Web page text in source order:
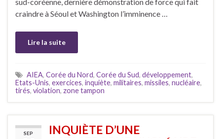
sud-coréenne, dernière démonstration de force qui fait
craindre à Séoul et Washington l’imminence …
Lire la suite
AIEA, Corée du Nord, Corée du Sud, développement,
Etats-Unis, exercices, inquiète, militaires, missiles, nucléaire,
tirés, violation, zone tampon
SEP
INQUIÈTE D’UNE